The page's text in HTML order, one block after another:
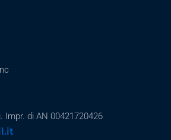
Impr. di AN 00421720426